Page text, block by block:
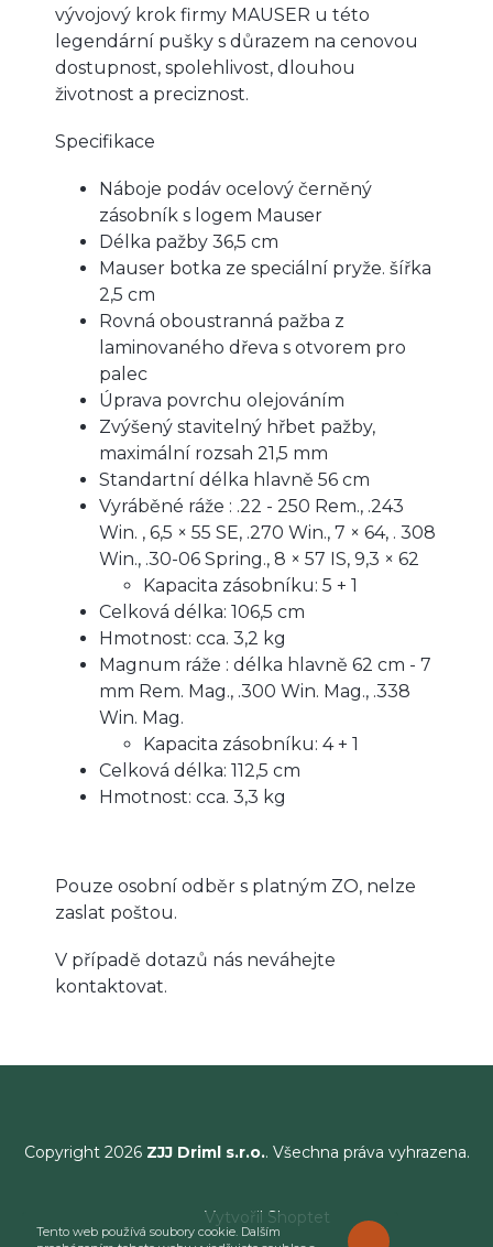
Tento web používá soubory cookie. Dalším
ROZUMÍM
vývojový krok firmy MAUSER u této
legendární pušky s důrazem na cenovou
dostupnost, spolehlivost, dlouhou
životnost a preciznost.
Specifikace
Náboje podáv ocelový černěný
zásobník s logem Mauser
Délka pažby 36,5 cm
Mauser botka ze speciální pryže. šířka
2,5 cm
Rovná oboustranná pažba z
laminovaného dřeva s otvorem pro
palec
Úprava povrchu olejováním
Zvýšený stavitelný hřbet pažby,
maximální rozsah 21,5 mm
Standartní délka hlavně 56 cm
Vyráběné ráže : .22 - 250 Rem., .243
Win. , 6,5 × 55 SE, .270 Win., 7 × 64, . 308
Win., .30-06 Spring., 8 × 57 IS, 9,3 × 62
Kapacita zásobníku: 5 + 1
Celková délka: 106,5 cm
Hmotnost: cca. 3,2 kg
Magnum ráže : délka hlavně 62 cm - 7
mm Rem. Mag., .300 Win. Mag., .338
Win. Mag.
Kapacita zásobníku: 4 + 1
Celková délka: 112,5 cm
Hmotnost: cca. 3,3 kg
Pouze osobní odběr s platným ZO, nelze
zaslat poštou.
V případě dotazů nás neváhejte
kontaktovat.
Copyright 2026 ZJJ Driml s.r.o.. Všechna práva vyhrazena.
Vytvořil Shoptet